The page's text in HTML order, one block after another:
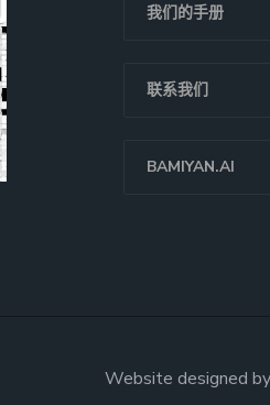
我们的手册
联系我们
BAMIYAN.AI
Website designed